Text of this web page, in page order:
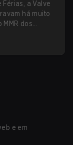
a Valve
há muito
dos
e em